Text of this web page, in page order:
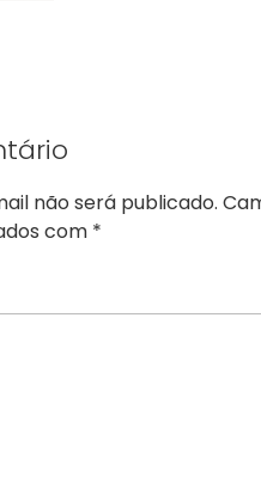
não será publicado.
com *